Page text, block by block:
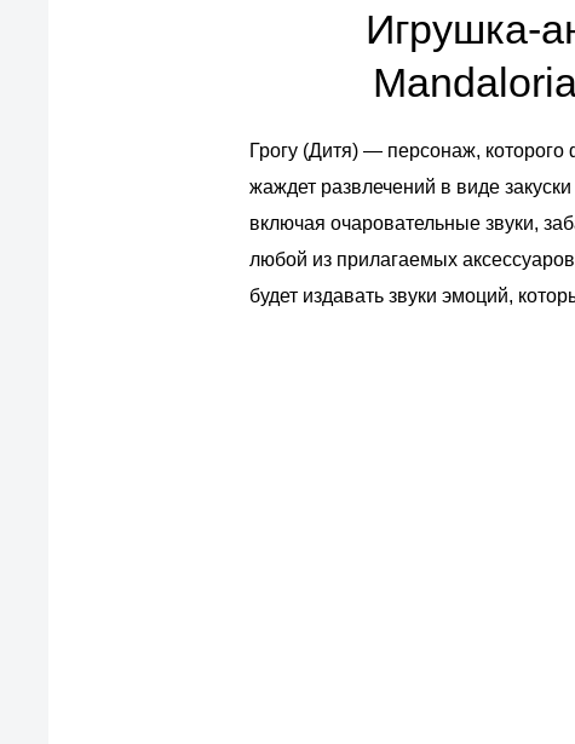
Игрушка-
Грогу (Дитя) — персонаж,
жаждет развлечений в виде
включая очаровательные звуки,
любой из прилагаемых
будет издавать звуки эмоций,